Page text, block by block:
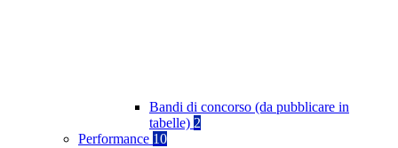
Bandi di concorso (da pubblicare in
tabelle) 2
Performance 10